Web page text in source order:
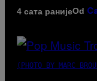
4 сата ранијеOd
(PHOTO BY MARC